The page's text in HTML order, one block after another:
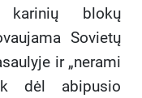
karinių blokų
Sovietų
ir „nerami
dėl abipusio